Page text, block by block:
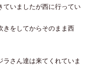
ていましたが西に行ってい
きをしてからそのまま西
ラさん達は来てくれていま